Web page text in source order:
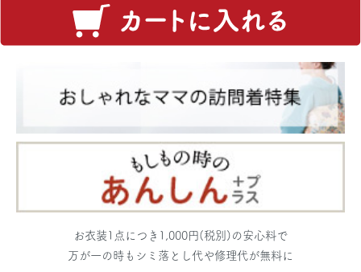
お衣装1点につき1,000円(税別)の安心料で
万が一の時もシミ落とし代や修理代が無料に